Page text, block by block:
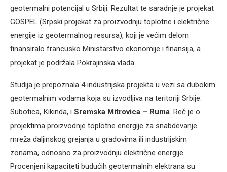
geotermalni potencijal u Srbiji. Rezultat te saradnje je projekat
GOSPEL (Srpski projekat za proizvodnju toplotne i električne
energije iz geotermalnog resursa), koji je većim delom
finansiralo francusko Ministarstvo ekonomije i finansija, a
projekat je podržala Pokrajinska vlada.
Studija je prepoznala 4 industrijska projekta u vezi sa dubokim
geotermalnim vodama koja su izvodljiva na teritoriji Srbije:
Subotica, Кikinda, i Sremska Mitrovica – Ruma. Reč je o
projektima proizvodnje toplotne energije za snabdevanje
mreža daljinskog grejanja u gradovima ili industrijskim
zonama, odnosno za proizvodnju električne energije.
Procenjeni kapaciteti budućih geotermalnih elektrana su